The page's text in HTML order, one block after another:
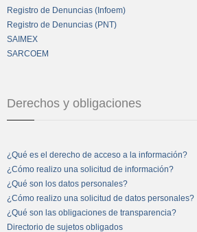
Registro de Denuncias (Infoem)
Registro de Denuncias (PNT)
SAIMEX
SARCOEM
Derechos y obligaciones
¿Qué es el derecho de acceso a la información?
¿Cómo realizo una solicitud de información?
¿Qué son los datos personales?
¿Cómo realizo una solicitud de datos personales?
¿Qué son las obligaciones de transparencia?
Directorio de sujetos obligados